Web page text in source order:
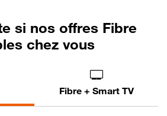
si nos offres Fibre
chez vous
Fibre + Smart TV